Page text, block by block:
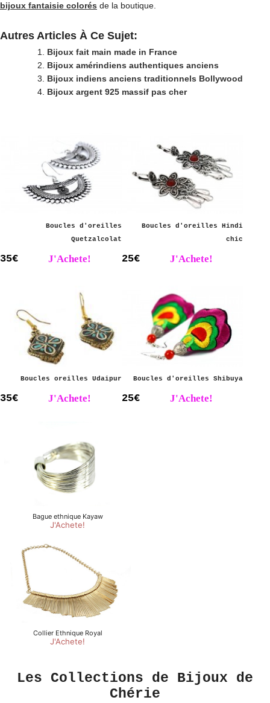
bijoux fantaisie colorés de la boutique.
Autres Articles À Ce Sujet:
Bijoux fait main made in France
Bijoux amérindiens authentiques anciens
Bijoux indiens anciens traditionnels Bollywood
Bijoux argent 925 massif pas cher
Boucles d'oreilles
Quetzalcolat
35€ J'Achete!
Boucles d'oreilles Hindi
chic
25€ J'Achete!
Boucles oreilles Udaipur
35€ J'Achete!
Boucles d'oreilles Shibuya
25€ J'Achete!
Les Collections de Bijoux de
Chérie